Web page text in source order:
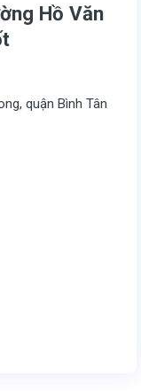
Hồ Văn
quận Bình Tân